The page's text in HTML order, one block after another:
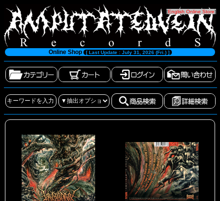
[English Online Store]
Online Shop [ Last Update : July 31, 2026 (Fri.) ]